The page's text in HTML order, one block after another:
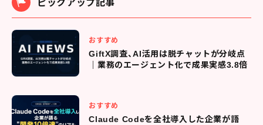
ピックアップ記事
おすすめ
GiftX調査、AI活用は脱チャットが分岐点
｜業務のエージェント化で成果実感3.8倍
おすすめ
Claude Codeを全社導入した企業が語